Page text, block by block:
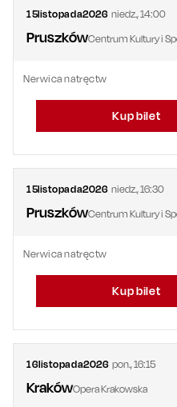
15listopada2026 niedz.,14:00
Pruszków
Nerwica natręctw
Kup bilet
15listopada2026 niedz.,16:30
Pruszków
Nerwica natręctw
Kup bilet
16listopada2026 pon.,16:15
KrakówOpera Krakowska